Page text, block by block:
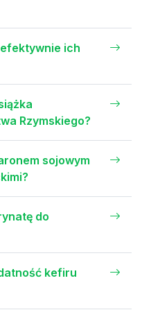
ich
Rzymskiego?
sojowym
do
kefiru